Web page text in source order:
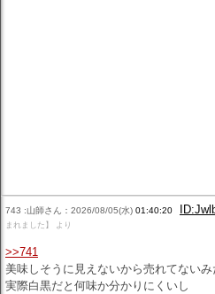
743 :山師さん：2026/08/05(水) 01:40:20
まれました】 より
>>741
美味しそうに見えないから売れてない
実際白黒だと何味か分かりにくいし